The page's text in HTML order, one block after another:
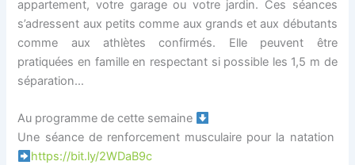
appartement, votre garage ou votre jardin. Ces séances
s’adressent aux petits comme aux grands et aux débutants
comme aux athlètes confirmés. Elle peuvent être
pratiquées en famille en respectant si possible les 1,5 m de
séparation…
Au programme de cette semaine
Une séance de renforcement musculaire pour la natation
https://bit.ly/2WDaB9c